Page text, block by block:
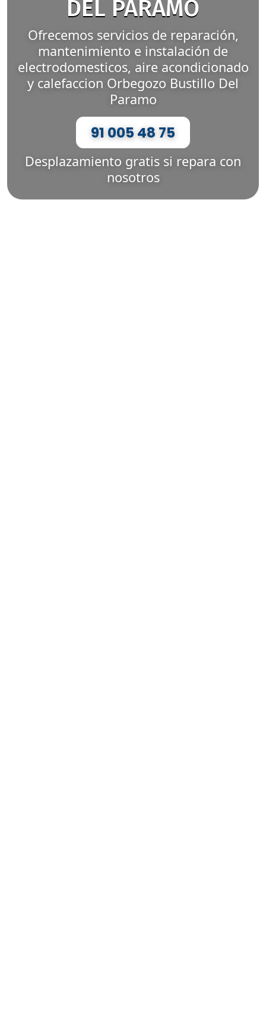
DEL PARAMO
Ofrecemos servicios de reparación,
mantenimiento e instalación de
electrodomesticos, aire acondicionado
y calefaccion Orbegozo Bustillo Del
Paramo
91 005 48 75
Desplazamiento gratis si repara con
nosotros